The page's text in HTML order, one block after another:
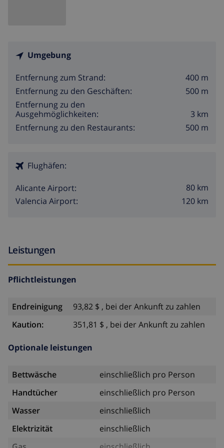
Umgebung
Entfernung zum Strand:
400 m
Entfernung zu den Geschäften:
500 m
Entfernung zu den
Ausgehmöglichkeiten:
3 km
Entfernung zu den Restaurants:
500 m
Flughäfen:
Alicante Airport:
80 km
Valencia Airport:
120 km
Leistungen
Pflichtleistungen
Endreinigung
93,82 $ , bei der Ankunft zu zahlen
Kaution:
351,81 $ , bei der Ankunft zu zahlen
Optionale leistungen
Bettwäsche
einschließlich pro Person
Handtücher
einschließlich pro Person
Wasser
einschließlich
Elektrizität
einschließlich